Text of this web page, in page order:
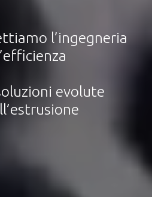
l’ingegneria
evolute